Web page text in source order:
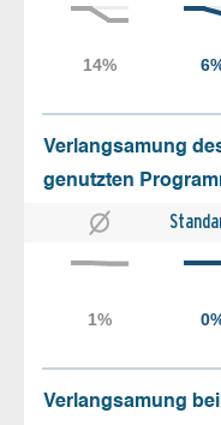
Verlangsamung
genutzten
Verlangsamung